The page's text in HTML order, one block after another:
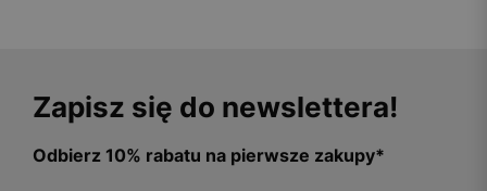
Zapisz się do newslettera!
Odbierz 10% rabatu na pierwsze zakupy*